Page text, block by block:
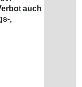
auch
,